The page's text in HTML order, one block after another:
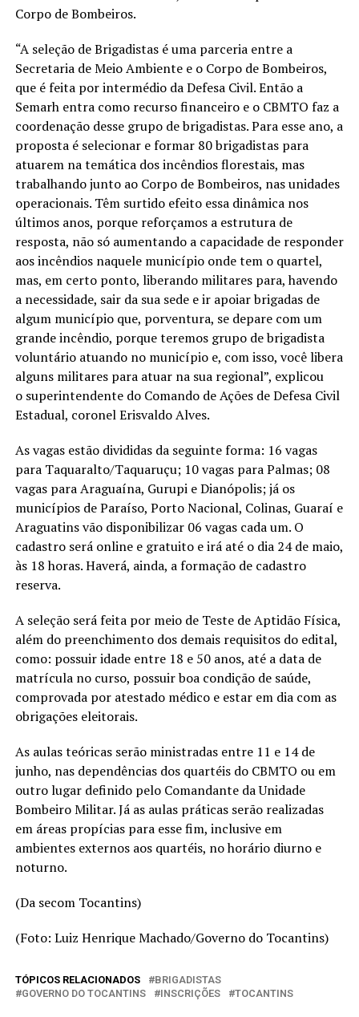
Corpo de Bombeiros.
“A seleção de Brigadistas é uma parceria entre a
Secretaria de Meio Ambiente e o Corpo de Bombeiros,
que é feita por intermédio da Defesa Civil. Então a
Semarh entra como recurso financeiro e o CBMTO faz a
coordenação desse grupo de brigadistas. Para esse ano, a
proposta é selecionar e formar 80 brigadistas para
atuarem na temática dos incêndios florestais, mas
trabalhando junto ao Corpo de Bombeiros, nas unidades
operacionais. Têm surtido efeito essa dinâmica nos
últimos anos, porque reforçamos a estrutura de
resposta, não só aumentando a capacidade de responder
aos incêndios naquele município onde tem o quartel,
mas, em certo ponto, liberando militares para, havendo
a necessidade, sair da sua sede e ir apoiar brigadas de
algum município que, porventura, se depare com um
grande incêndio, porque teremos grupo de brigadista
voluntário atuando no município e, com isso, você libera
alguns militares para atuar na sua regional”, explicou
o superintendente do Comando de Ações de Defesa Civil
Estadual, coronel Erisvaldo Alves.
As vagas estão divididas da seguinte forma: 16 vagas
para Taquaralto/Taquaruçu; 10 vagas para Palmas; 08
vagas para Araguaína, Gurupi e Dianópolis; já os
municípios de Paraíso, Porto Nacional, Colinas, Guaraí e
Araguatins vão disponibilizar 06 vagas cada um. O
cadastro será online e gratuito e irá até o dia 24 de maio,
às 18 horas. Haverá, ainda, a formação de cadastro
reserva.
A seleção será feita por meio de Teste de Aptidão Física,
além do preenchimento dos demais requisitos do edital,
como: possuir idade entre 18 e 50 anos, até a data de
matrícula no curso, possuir boa condição de saúde,
comprovada por atestado médico e estar em dia com as
obrigações eleitorais.
As aulas teóricas serão ministradas entre 11 e 14 de
junho, nas dependências dos quartéis do CBMTO ou em
outro lugar definido pelo Comandante da Unidade
Bombeiro Militar. Já as aulas práticas serão realizadas
em áreas propícias para esse fim, inclusive em
ambientes externos aos quartéis, no horário diurno e
noturno.
(Da secom Tocantins)
(Foto: Luiz Henrique Machado/Governo do Tocantins)
TÓPICOS RELACIONADOS
BRIGADISTAS
GOVERNO DO TOCANTINS
INSCRIÇÕES TOCANTINS